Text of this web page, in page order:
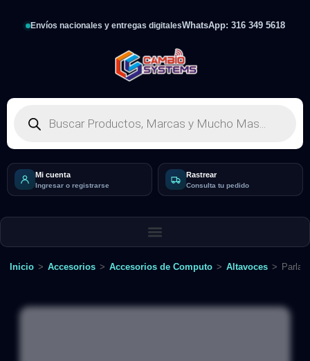
Envíos nacionales y entregas digitalesWhatsApp: 316 349 5618
Mi cuenta
Ingresar o registrarse
Rastrear
Consulta tu pedido
Inicio > Accesorios > Accesorios de Computo > Altavoces >